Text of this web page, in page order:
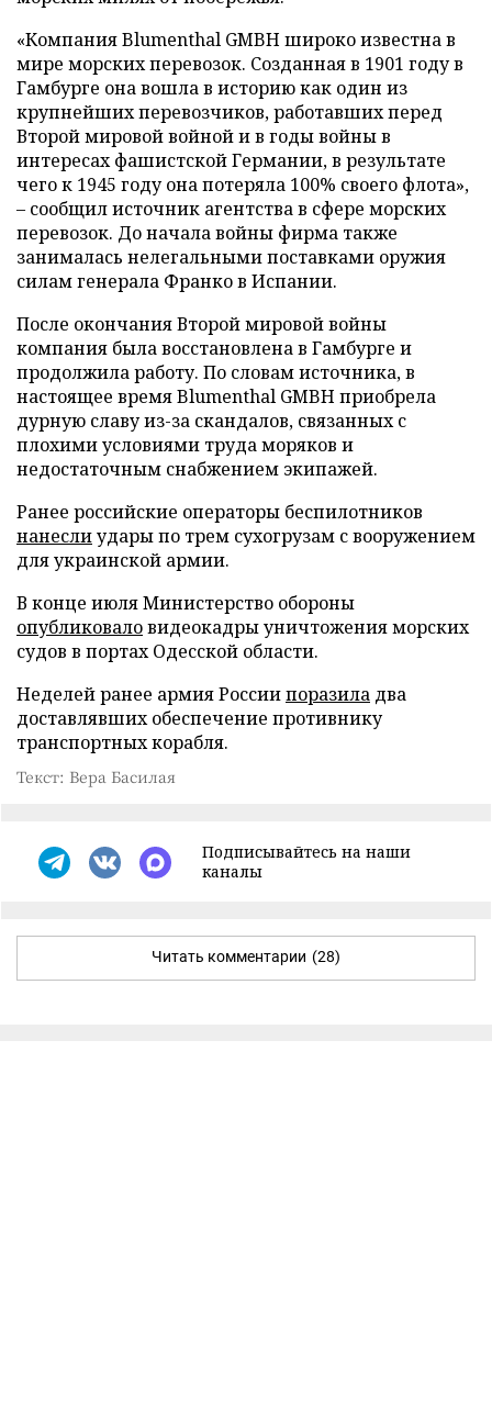
«Компания Blumenthal GMBH широко известна в
мире морских перевозок. Созданная в 1901 году в
Гамбурге она вошла в историю как один из
крупнейших перевозчиков, работавших перед
Второй мировой войной и в годы войны в
интересах фашистской Германии, в результате
чего к 1945 году она потеряла 100% своего флота»,
– сообщил источник агентства в сфере морских
перевозок. До начала войны фирма также
занималась нелегальными поставками оружия
силам генерала Франко в Испании.
После окончания Второй мировой войны
компания была восстановлена в Гамбурге и
продолжила работу. По словам источника, в
настоящее время Blumenthal GMBH приобрела
дурную славу из-за скандалов, связанных с
плохими условиями труда моряков и
недостаточным снабжением экипажей.
Ранее российские операторы беспилотников
нанеслиудары по трем сухогрузам с вооружением
для украинской армии.
В конце июля Министерство обороны
опубликоваловидеокадры уничтожения морских
судов в портах Одесской области.
Неделей ранее армия Россиипоразила два
доставлявших обеспечение противнику
транспортных корабля.
Текст: Вера Басилая
Подписывайтесь на наши
каналы
Читать комментарии (28)